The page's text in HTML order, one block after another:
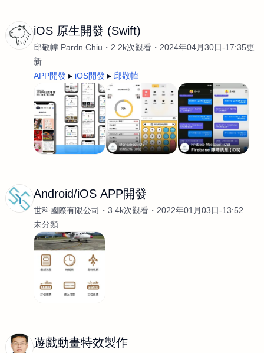
iOS 原生開發 (Swift)
邱敬幃 Pardn Chiu 2.2k次觀看
2024年04月30日-17:35更
新
APP開發
iOS開發 邱敬幃
Android/iOS APP開發
世科國際有限公司 3.4k次觀看
2022年01月03日-13:52
未分類
遊戲動畫特效製作